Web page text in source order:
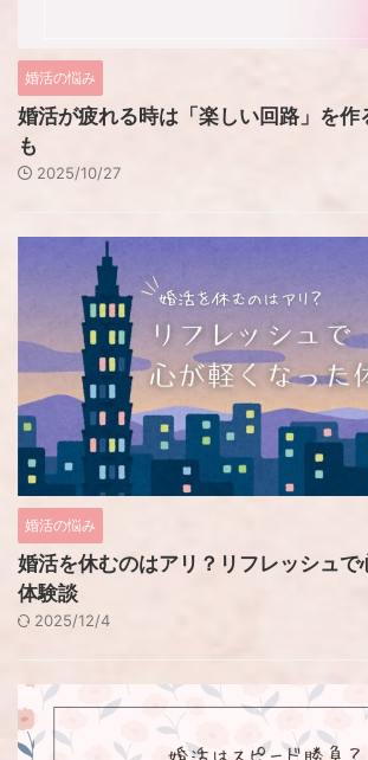
婚活の悩み
婚活が疲れる時は「楽しい回路」を作
も
2025/10/27
婚活の悩み
婚活を休むのはアリ？リフレッシュで
体験談
2025/12/4